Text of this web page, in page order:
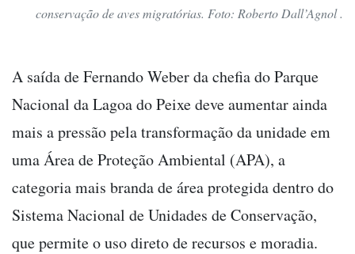
conservação de aves migratórias. Foto: Roberto Dall’Agnol .
A saída de Fernando Weber da chefia do Parque
Nacional da Lagoa do Peixe deve aumentar ainda
mais a pressão pela transformação da unidade em
uma Área de Proteção Ambiental (APA), a
categoria mais branda de área protegida dentro do
Sistema Nacional de Unidades de Conservação,
que permite o uso direto de recursos e moradia.